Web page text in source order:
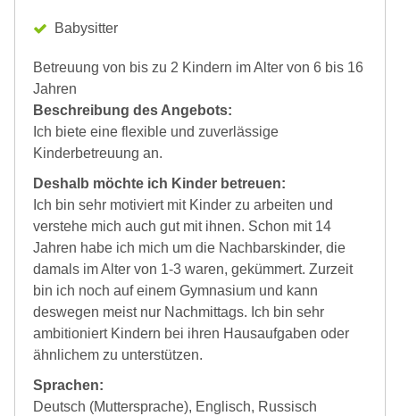
Babysitter
Betreuung von bis zu 2 Kindern im Alter von 6 bis 16
Jahren
Beschreibung des Angebots:
Ich biete eine flexible und zuverlässige
Kinderbetreuung an.
Deshalb möchte ich Kinder betreuen:
Ich bin sehr motiviert mit Kinder zu arbeiten und
verstehe mich auch gut mit ihnen. Schon mit 14
Jahren habe ich mich um die Nachbarskinder, die
damals im Alter von 1-3 waren, gekümmert. Zurzeit
bin ich noch auf einem Gymnasium und kann
deswegen meist nur Nachmittags. Ich bin sehr
ambitioniert Kindern bei ihren Hausaufgaben oder
ähnlichem zu unterstützen.
Sprachen:
Deutsch (Muttersprache), Englisch, Russisch